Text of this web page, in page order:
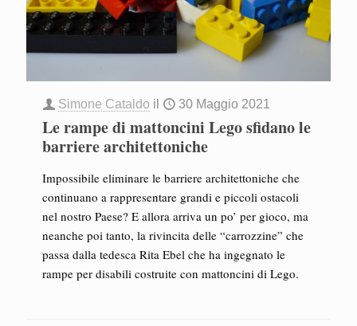
Simone Cataldo il 30 Maggio 2021
Le rampe di mattoncini Lego sfidano le
barriere architettoniche
Impossibile eliminare le barriere architettoniche che
continuano a rappresentare grandi e piccoli ostacoli
nel nostro Paese? E allora arriva un po’ per gioco, ma
neanche poi tanto, la rivincita delle “carrozzine” che
passa dalla tedesca Rita Ebel che ha ingegnato le
rampe per disabili costruite con mattoncini di Lego.